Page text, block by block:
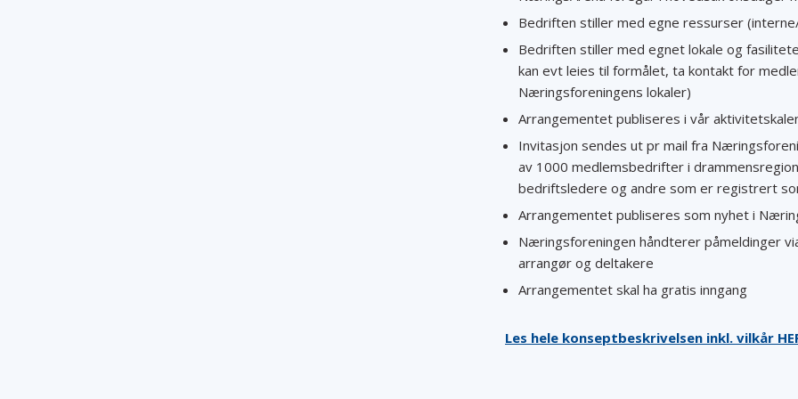
Bedriften stiller med egne ressurser
Bedriften stiller med egnet lokale og
kan evt leies til formålet, ta kontakt for
Næringsforeningens lokaler)
Arrangementet publiseres i vår
Invitasjon sendes ut pr mail fra
av 1000 medlemsbedrifter i
bedriftsledere og andre som er registrert
Arrangementet publiseres som nyhet i
Næringsforeningen håndterer påmeldinger
arrangør og deltakere
Arrangementet skal ha gratis inngang
Les hele konseptbeskrivelsen inkl. vilkår